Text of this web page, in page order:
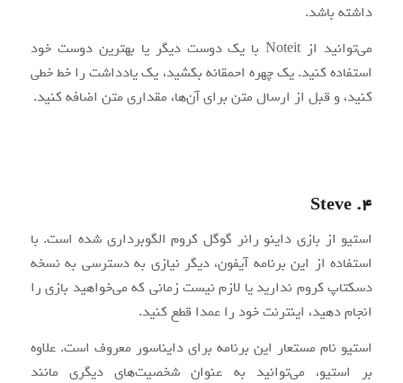
داشته باشد.
می‌توانید از Noteit با یک دوست دیگر یا بهترین دوست خود
استفاده کنید. یک چهره احمقانه بکشید، یک یادداشت را خط خطی
کنید، و قبل از ارسال متن برای آن‌ها، مقداری متن اضافه کنید.
4. Steve
استیو از بازی داینو رانر گوگل کروم الگوبرداری شده است. با
استفاده از این برنامه آیفون، دیگر نیازی به دسترسی به نسخه
دسکتاپ کروم ندارید یا لازم نیست زمانی که می‌خواهید بازی را
انجام دهید، اینترنت خود را عمدا قطع کنید.
استیو نام مستعار این برنامه برای دایناسور معروف است. علاوه
بر استیو، می‌توانید به عنوان شخصیت‌های دیگری مانند